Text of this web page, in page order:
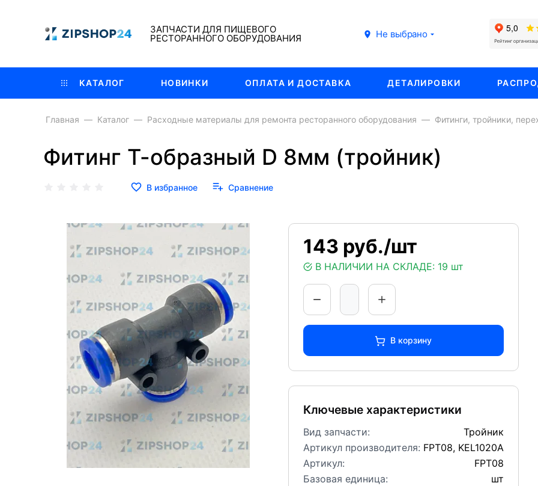
ЗАПЧАСТИ ДЛЯ ПИЩЕВОГО
РЕСТОРАННОГО ОБОРУДОВАНИЯ Не выбрано
КАТАЛОГ НОВИНКИ ОПЛАТА И ДОСТАВКА ДЕТАЛИРОВКИ
Главная Каталог Расходные материалы для ремонта ресторанного оборудования Фитинги, тройники,
Фитинг Т-образный D 8мм (тройник)
В избранное Сравнение
143 руб./шт
В НАЛИЧИИ НА СКЛАДЕ: 19 шт
В корзину
Ключевые характеристики
Вид запчасти:
Тройник
Артикул производителя: FPT08, KEL1020A
Артикул:
FPT08
Базовая единица:
шт